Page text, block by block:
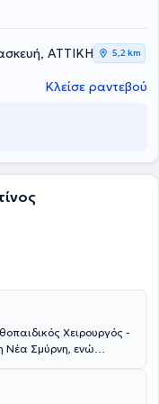
ΑΤΤΙΚΗ 5,2 km
Κλείσε ραντεβού
Χειρουργός -
Νέα Σμύρνη, ενώ
Σχολή του
το Δίπλωμα BLS